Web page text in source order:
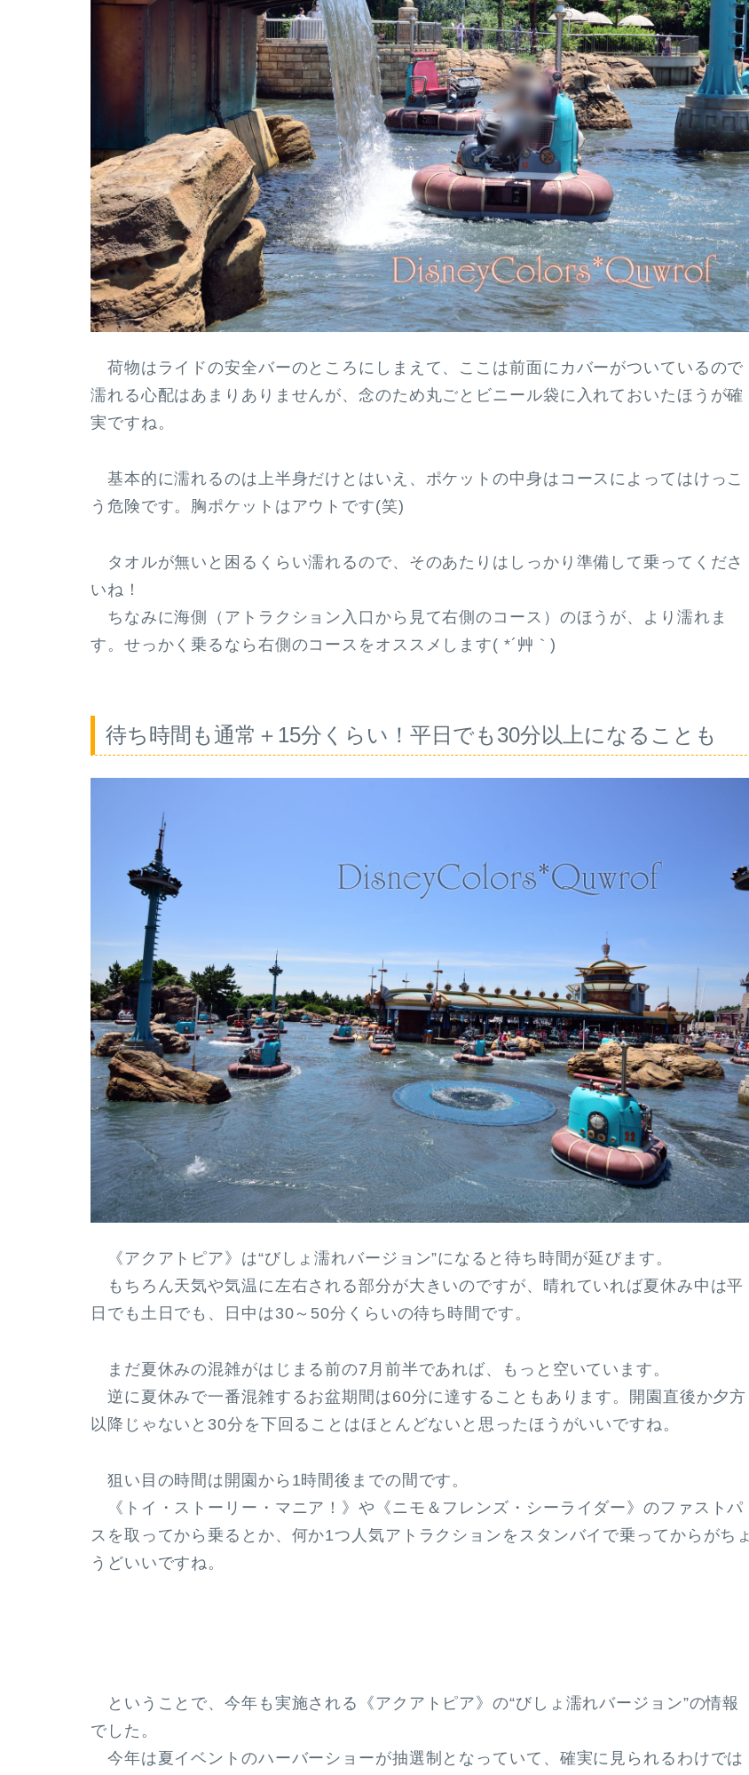
荷物はライドの安全バーのところにしまえて、ここは前面にカバーがついているので
濡れる心配はあまりありませんが、念のため丸ごとビニール袋に入れておいたほうが確
実ですね。
基本的に濡れるのは上半身だけとはいえ、ポケットの中身はコースによってはけっこ
う危険です。胸ポケットはアウトです(笑)
タオルが無いと困るくらい濡れるので、そのあたりはしっかり準備して乗ってくださ
いね！
ちなみに海側（アトラクション入口から見て右側のコース）のほうが、より濡れま
す 。せっかく乗るなら右側のコースをオススメします( *´艸｀)
待ち時間も通常＋15分くらい！平日でも30分以上になることも
《アクアトピア》は“びしょ濡れバージョン”になると待ち時間が延びます。
もちろん天気や気温に左右される部分が大きいのですが、晴れていれば夏休み中は平
日でも土日でも、日中は30～50分くらいの待ち時間 です。
まだ夏休みの混雑がはじまる前の7月前半であれば、もっと空いています。
逆に夏休みで一番混雑するお盆期間は60分に達することもあります。 開園直後か夕方
以降じゃないと30分を下回ることはほとんどない と思ったほうがいいですね。
狙い目の時間は 開園から1時間後までの間 です。
《トイ・ストーリー・マニア！》や《ニモ＆フレンズ・シーライダー》のファストパ
スを取ってから乗るとか、何か1つ人気アトラクションをスタンバイで乗ってからがちょ
うどいいですね。
ということで、今年も実施される《アクアトピア》の“びしょ濡れバージョン”の情報
でした。
今年は夏イベントのハーバーショーが抽選制となっていて、確実に見られるわけでは